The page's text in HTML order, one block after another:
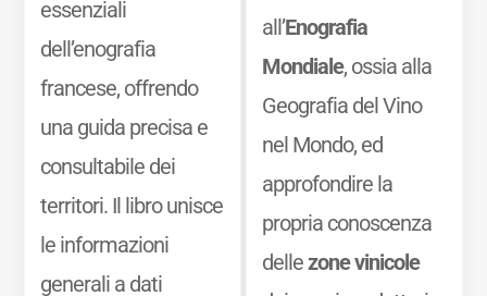
essenziali
dell’enografia
francese, offrendo
una guida precisa e
consultabile dei
territori. Il libro unisce
le informazioni
generali a dati
all’Enografia
Mondiale, ossia alla
Geografia del Vino
nel Mondo, ed
approfondire la
propria conoscenza
dellezone vinicole